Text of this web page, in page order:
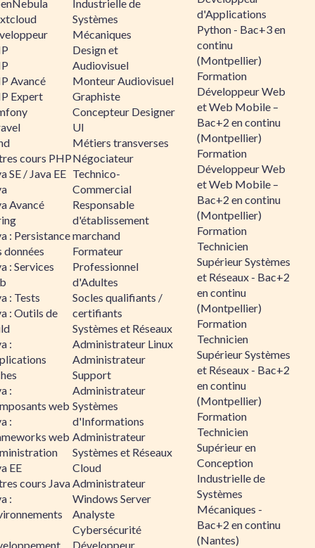
Avancé
Expert
cours PHP
SE / Java EE
Avancé
: Persistance
données
: Services
: Tests
: Outils de
:
:
web
:
web
EE
cours Java
:
Industrielle de
Systèmes
Mécaniques
Design et
Audiovisuel
Monteur Audiovisuel
Graphiste
Concepteur Designer
UI
Métiers transverses
Négociateur
Technico-
Commercial
Responsable
d'établissement
marchand
Formateur
Professionnel
d'Adultes
Socles qualifiants /
certifiants
Systèmes et Réseaux
Administrateur Linux
Administrateur
Support
Administrateur
Systèmes
d'Informations
Administrateur
Systèmes et Réseaux
Cloud
Administrateur
Windows Server
Analyste
Cybersécurité
Développeur
d'Applications
Python - Bac+3 en
continu
(Montpellier)
Formation
Développeur Web
et Web Mobile –
Bac+2 en continu
(Montpellier)
Formation
Développeur Web
et Web Mobile –
Bac+2 en continu
(Montpellier)
Formation
Technicien
Supérieur Systèmes
et Réseaux - Bac+2
en continu
(Montpellier)
Formation
Technicien
Supérieur Systèmes
et Réseaux - Bac+2
en continu
(Montpellier)
Formation
Technicien
Supérieur en
Conception
Industrielle de
Systèmes
Mécaniques -
Bac+2 en continu
(Nantes)